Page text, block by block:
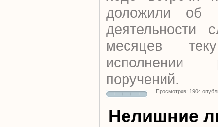
доложили об
деятельности
месяцев
исполнении
поручений.
Просмотров: 1904
Нелишние